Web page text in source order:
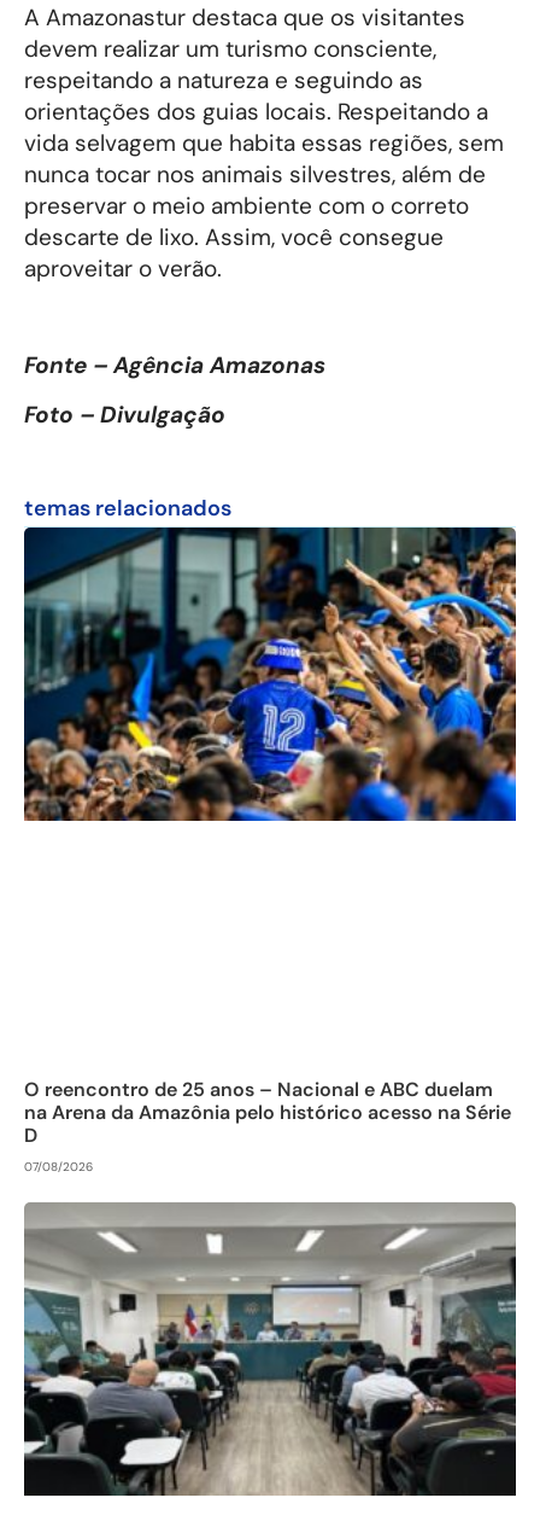
A Amazonastur destaca que os visitantes
devem realizar um turismo consciente,
respeitando a natureza e seguindo as
orientações dos guias locais. Respeitando a
vida selvagem que habita essas regiões, sem
nunca tocar nos animais silvestres, além de
preservar o meio ambiente com o correto
descarte de lixo. Assim, você consegue
aproveitar o verão.
Fonte – Agência Amazonas
Foto – Divulgação
temas relacionados
O reencontro de 25 anos – Nacional e ABC duelam
na Arena da Amazônia pelo histórico acesso na Série
D
07/08/2026